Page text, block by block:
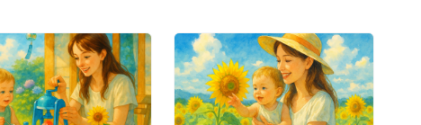
よりみなさんの周りも真心の
ます様に・・・
もキレイに表現されています。キャンバ
ス地の少しザラザラした感じや、一枚の
持つ厚みで高級があり、そのままでもア
ートな空間に仕上がりますね！キャンバ
ス印刷、本当におススメですよ。母から
はこんなLINEが届きました！やっぱり手